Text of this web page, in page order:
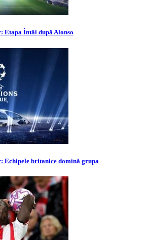
Întâi după Alonso
Echipele britanice domină grupa